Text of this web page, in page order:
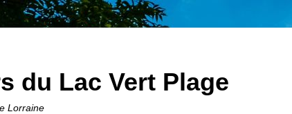
du Lac Vert Plage
Lorraine